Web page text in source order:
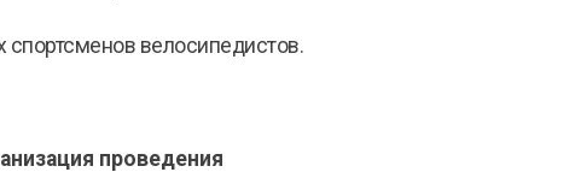
велосипедистов.
проведения